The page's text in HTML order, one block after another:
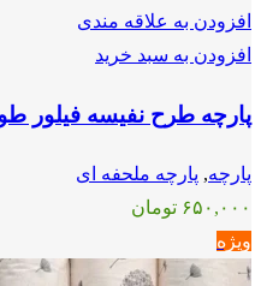
افزودن به علاقه مندی
افزودن به سبد خرید
پارچه طرح نفیسه فیلور
پارچه, پارچه ملحفه ای
۶۵۰,۰۰۰ تومان
ویژه